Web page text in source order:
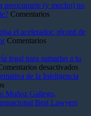
preocuparte (y mucho) no
Comentarios
el acelerador: récord de
Comentarios
legal para sumarlas a tu
desactivadosen
de la Inteligencia
en
2026,
pasos
Muñoz Gallego,
Best Lawyers